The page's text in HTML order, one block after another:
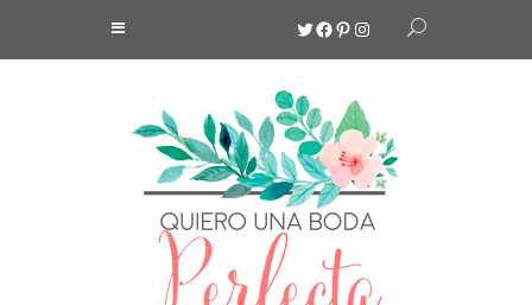
Twitter
Facebook
Pinterest
Instagram